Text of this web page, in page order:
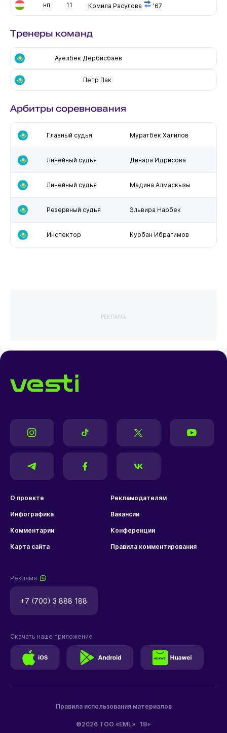
нп 11 Комила Расулова '67
Тренеры команд
Ауелбек Дербисбаев
Петр Пак
Арбитры соревнования
Главный судья Муратбек Халилов
Линейный судья Динара Идрисова
Линейный судья Мадина Алмаскызы
Резервный судья Эльвира Нарбек
Инспектор Курбан Ибрагимов
РЕКЛАМА
О проекте Рекламодателям
Инфографика Вакансии
Комментарии Конференции
Карта сайта Правила комментирования
Реклама
+7 (700) 3 888 188
©2026 ТОО «EML» 18+
Правила использования материалов
Скачать наше приложение